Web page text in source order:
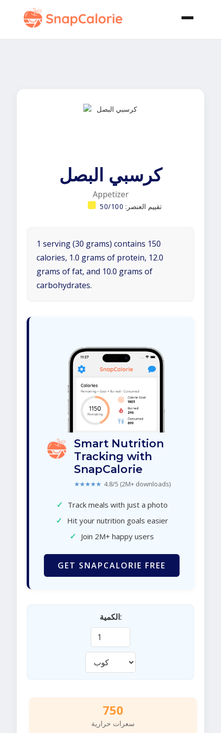
كرسبي البصل
Appetizer
تقييم العنصر: 50/100
1 serving (30 grams) contains 150
calories, 1.0 grams of protein, 12.0
grams of fat, and 10.0 grams of
carbohydrates.
Smart Nutrition
Tracking with
SnapCalorie
★★★★★ 4.8/5 (2M+ downloads)
✓ Track meals with just a photo
✓ Hit your nutrition goals easier
✓ Join 2M+ happy users
GET SNAPCALORIE FREE
الكمية:
750
سعرات حرارية